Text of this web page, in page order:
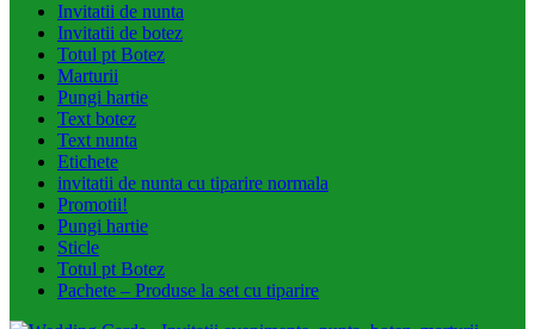
Invitatii de nunta
Invitatii de botez
Totul pt Botez
Marturii
Pungi hartie
Text botez
Text nunta
Etichete
invitatii de nunta cu tiparire normala
Promotii!
Pungi hartie
Sticle
Totul pt Botez
Pachete – Produse la set cu tiparire